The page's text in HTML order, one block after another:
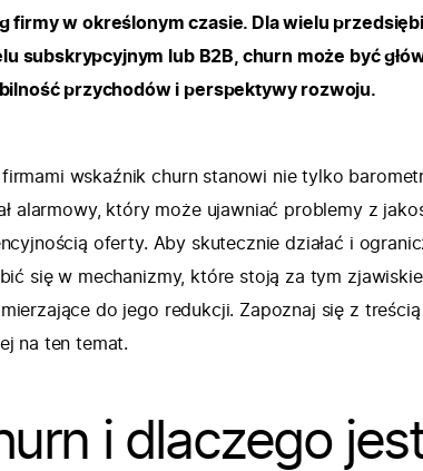
firmy w określonym czasie. Dla wielu
subskrypcyjnym lub B2B, churn może być
przychodów i perspektywy rozwoju.
wskaźnik churn stanowi nie tylko
alarmowy, który może ujawniać problemy z
oferty. Aby skutecznie działać i
się w mechanizmy, które stoją za tym
do jego redukcji. Zapoznaj się z treścią
na ten temat.
i dlaczego